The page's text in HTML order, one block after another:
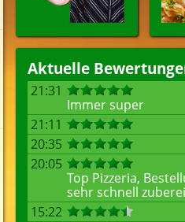
Aktuelle
21:31
Immer super
21:11
20:35
20:05
Top Pizzeria,
sehr schnell
15:22